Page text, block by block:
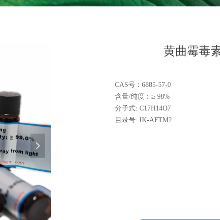
넲
黄曲霉毒
CAS号：6885-57-0
含量/纯度：≥ 98%
分子式: C17H14O7
目录号: IK-AFTM2